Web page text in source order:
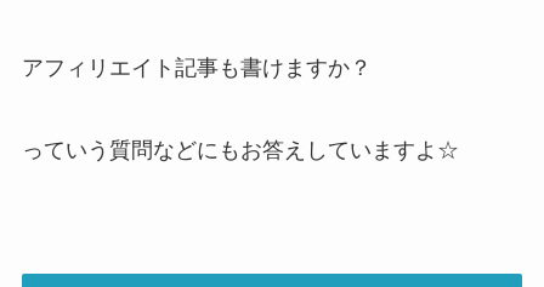
アフィリエイト記事も書けますか？
っていう質問などにもお答えしていますよ☆